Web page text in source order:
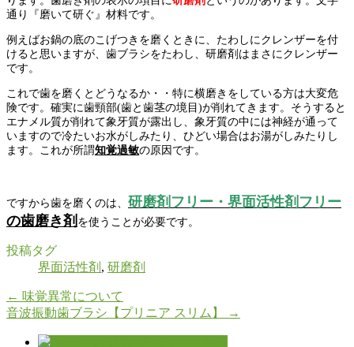
通り『磨いて研ぐ』材料です。
例えばお鍋の底のこげつきを磨くときに、たわしにクレンザーを付
けると思いますが、歯ブラシをたわし、研磨剤はまさにクレンザー
です。
これで歯を磨くとどうなるか・・特に横磨きをしている方は大変危
険です。確実に歯頸部(歯と歯茎の境目)が削れてきます。そうすると
エナメル質が削れて象牙質が露出し、象牙質の中には神経が通って
いますので冷たいお水がしみたり、ひどい場合はお湯がしみたりし
ます。これが所謂知覚過敏の原因です。
ですから歯を磨くのは、 研磨剤フリー・界面活性剤フリー
の歯磨き剤 を使うことが必要です。
投稿タグ
界面活性剤 , 研磨剤
← 味覚異常について
音波振動歯ブラシ【プリニア スリム】
→